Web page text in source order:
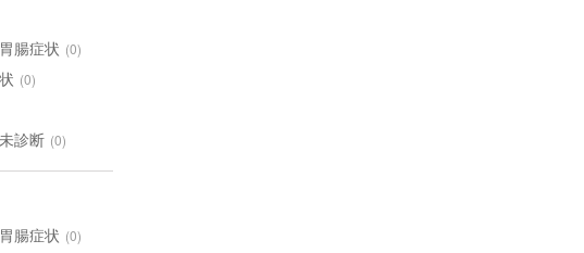
腸症状 (0)
(0)
診断 (0)
腸症状 (0)